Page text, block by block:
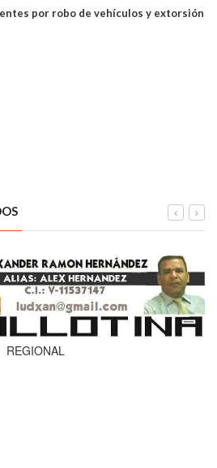
por robo de vehículos y extorsión
REGIONAL